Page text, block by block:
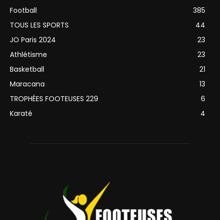
Football
385
TOUS LES SPORTS
44
JO Paris 2024
23
Athlétisme
23
Basketball
21
Maracana
13
TROPHÉES FOOTEUSES 229
6
Karaté
4